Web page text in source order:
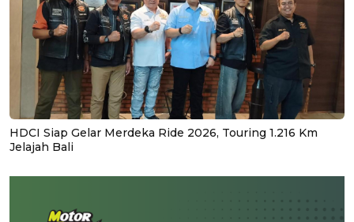
HDCI Siap Gelar Merdeka Ride 2026, Touring 1.216 Km
Jelajah Bali